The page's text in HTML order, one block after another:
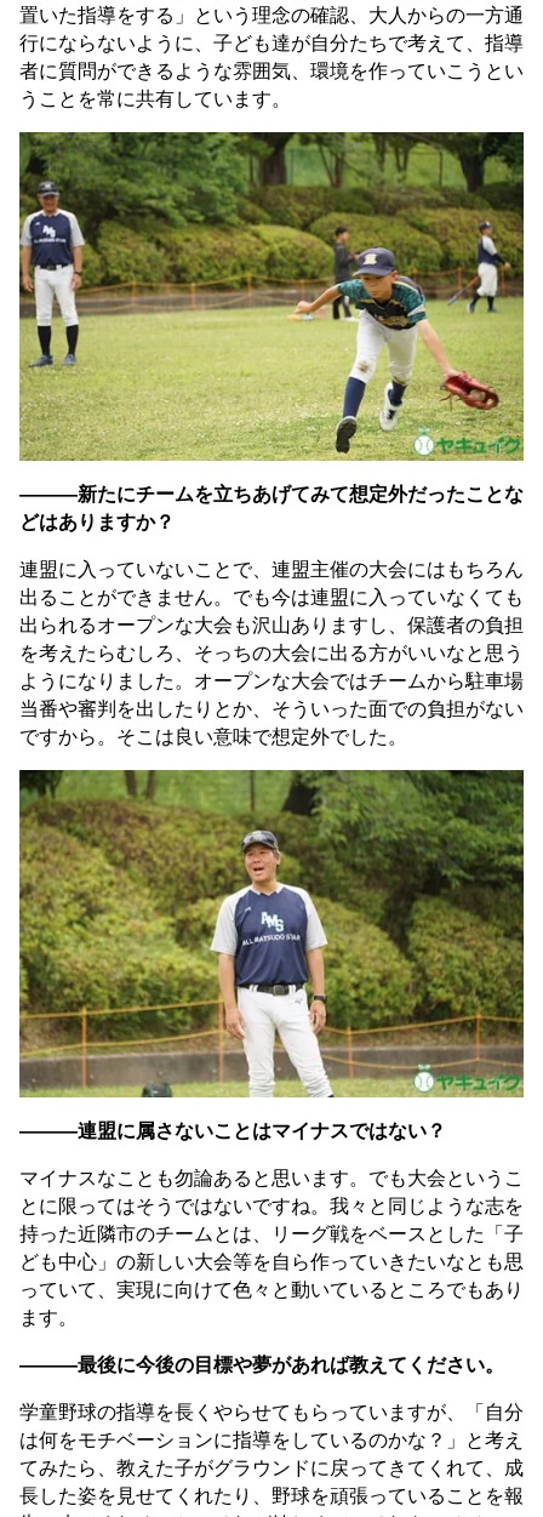
置いた指導をする」という理念の確認、大人からの一方通
行にならないように、子ども達が自分たちで考えて、指導
者に質問ができるような雰囲気、環境を作っていこうとい
うことを常に共有しています。
———新たにチームを立ちあげてみて想定外だったことな
どはありますか？
連盟に入っていないことで、連盟主催の大会にはもちろん
出ることができません。でも今は連盟に入っていなくても
出られるオープンな大会も沢山ありますし、保護者の負担
を考えたらむしろ、そっちの大会に出る方がいいなと思う
ようになりました。オープンな大会ではチームから駐車場
当番や審判を出したりとか、そういった面での負担がない
ですから。そこは良い意味で想定外でした。
———連盟に属さないことはマイナスではない？
マイナスなことも勿論あると思います。でも大会というこ
とに限ってはそうではないですね。我々と同じような志を
持った近隣市のチームとは、リーグ戦をベースとした「子
ども中心」の新しい大会等を自ら作っていきたいなとも思
っていて、実現に向けて色々と動いているところでもあり
ます。
———最後に今後の目標や夢があれば教えてください。
学童野球の指導を長くやらせてもらっていますが、「自分
は何をモチベーションに指導をしているのかな？」と考え
てみたら、教えた子がグラウンドに戻ってきてくれて、成
長した姿を見せてくれたり、野球を頑張っていることを報